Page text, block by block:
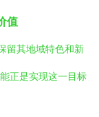
值
留其地域特色和新
正是实现这一目标